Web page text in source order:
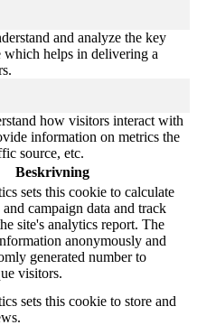
and analyze the key
which helps in delivering a
how visitors interact with
information on metrics the
source, etc.
Beskrivning
sets this cookie to calculate
campaign data and track
site's analytics report. The
anonymously and
generated number to
visitors.
sets this cookie to store and